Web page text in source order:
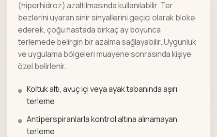
(hiperhidroz) azaltılmasında kullanılabilir. Ter
bezlerini uyaran sinir sinyallerini geçici olarak bloke
ederek, çoğu hastada birkaç ay boyunca
terlemede belirgin bir azalma sağlayabilir. Uygunluk
ve uygulama bölgeleri muayene sonrasında kişiye
özel belirlenir.
Koltuk altı, avuç içi veya ayak tabanında aşırı
terleme
Antiperspiranlarla kontrol altına alınamayan
terleme